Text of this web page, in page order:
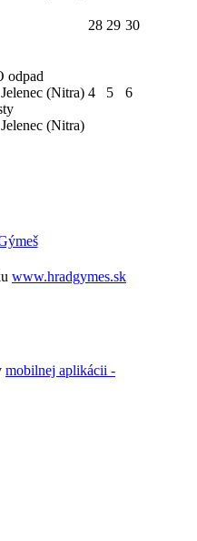
28 29 30
odpad
Jelenec (Nitra)
Jelenec (Nitra)
4 5 6
www.hradgymes.sk
mobilnej aplikácii -